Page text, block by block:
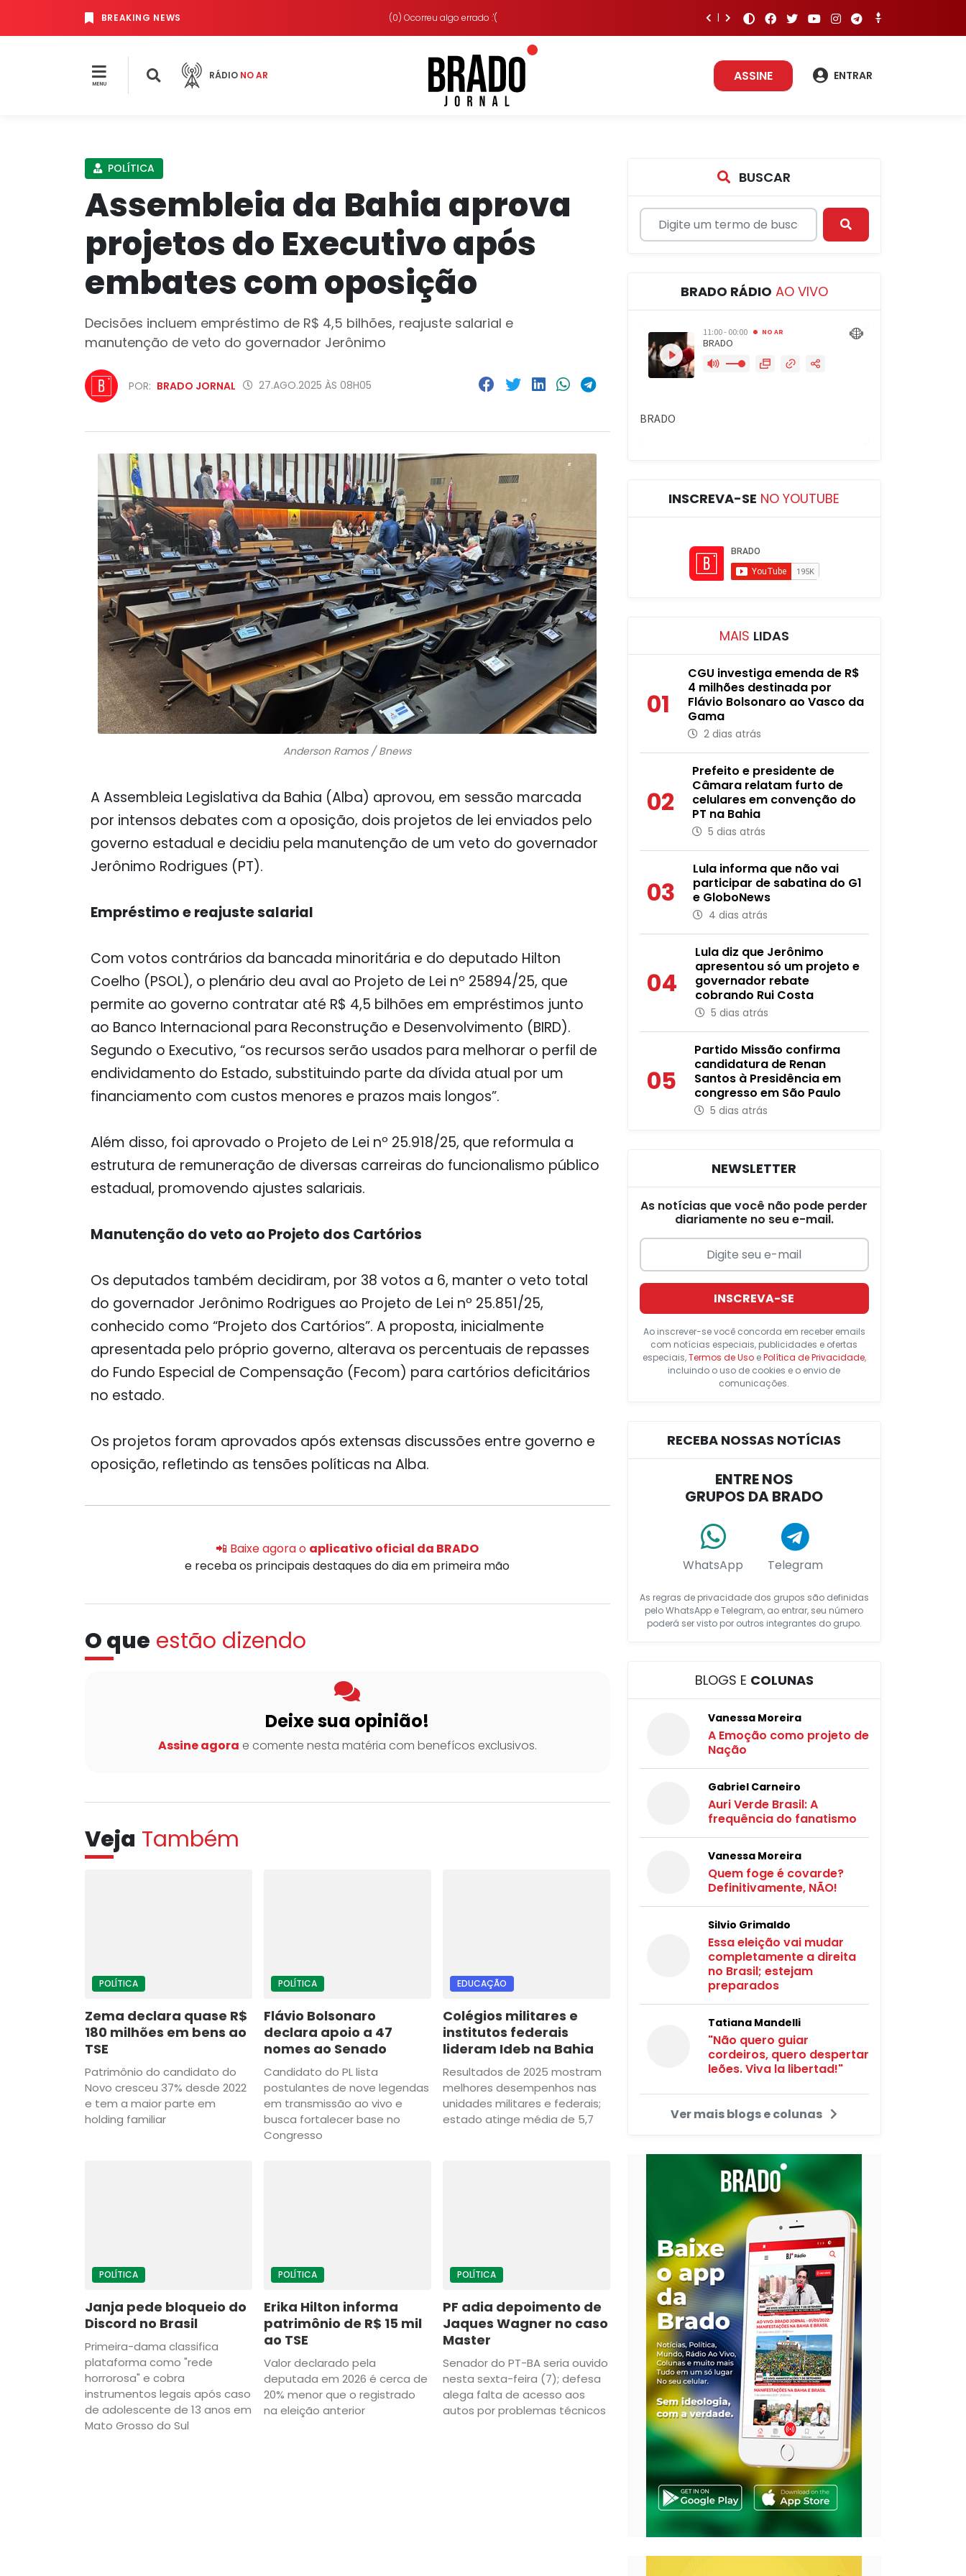
BREAKING NEWS (0) Ocorreu algo errado :'(
MENU
RÁDIO NO AR ASSINE ENTRAR
POLÍTICA
Assembleia da Bahia aprova
projetos do Executivo após
embates com oposição
Decisões incluem empréstimo de R$ 4,5 bilhões, reajuste salarial e
manutenção de veto do governador Jerônimo
POR: BRADO JORNAL 27.AGO.2025 ÀS 08H05
Anderson Ramos / Bnews
A Assembleia Legislativa da Bahia (Alba) aprovou, em sessão marcada
por intensos debates com a oposição, dois projetos de lei enviados pelo
governo estadual e decidiu pela manutenção de um veto do governador
Jerônimo Rodrigues (PT).
Empréstimo e reajuste salarial
Com votos contrários da bancada minoritária e do deputado Hilton
Coelho (PSOL), o plenário deu aval ao Projeto de Lei nº 25894/25, que
permite ao governo contratar até R$ 4,5 bilhões em empréstimos junto
ao Banco Internacional para Reconstrução e Desenvolvimento (BIRD).
Segundo o Executivo, “os recursos serão usados para melhorar o perfil de
endividamento do Estado, substituindo parte da dívida atual por um
financiamento com custos menores e prazos mais longos”.
Além disso, foi aprovado o Projeto de Lei nº 25.918/25, que reformula a
estrutura de remuneração de diversas carreiras do funcionalismo público
estadual, promovendo ajustes salariais.
Manutenção do veto ao Projeto dos Cartórios
Os deputados também decidiram, por 38 votos a 6, manter o veto total
do governador Jerônimo Rodrigues ao Projeto de Lei nº 25.851/25,
conhecido como “Projeto dos Cartórios”. A proposta, inicialmente
apresentada pelo próprio governo, alterava os percentuais de repasses
do Fundo Especial de Compensação (Fecom) para cartórios deficitários
no estado.
Os projetos foram aprovados após extensas discussões entre governo e
oposição, refletindo as tensões políticas na Alba.
📲 Baixe agora o aplicativo oficial da BRADO
e receba os principais destaques do dia em primeira mão
O que estão dizendo
Deixe sua opinião!
Assine agora e comente nesta matéria com benefícos exclusivos.
Veja Também
POLÍTICA
Zema declara quase R$
180 milhões em bens ao
TSE
Patrimônio do candidato do
Novo cresceu 37% desde 2022
e tem a maior parte em
holding familiar
POLÍTICA
Flávio Bolsonaro
declara apoio a 47
nomes ao Senado
Candidato do PL lista
postulantes de nove legendas
em transmissão ao vivo e
busca fortalecer base no
Congresso
EDUCAÇÃO
Colégios militares e
institutos federais
lideram Ideb na Bahia
Resultados de 2025 mostram
melhores desempenhos nas
unidades militares e federais;
estado atinge média de 5,7
POLÍTICA
Janja pede bloqueio do
Discord no Brasil
Primeira-dama classifica
plataforma como "rede
horrorosa" e cobra
instrumentos legais após caso
de adolescente de 13 anos em
Mato Grosso do Sul
POLÍTICA
Erika Hilton informa
patrimônio de R$ 15 mil
ao TSE
Valor declarado pela
deputada em 2026 é cerca de
20% menor que o registrado
na eleição anterior
POLÍTICA
PF adia depoimento de
Jaques Wagner no caso
Master
Senador do PT-BA seria ouvido
nesta sexta-feira (7); defesa
alega falta de acesso aos
autos por problemas técnicos
BUSCAR
BRADO RÁDIO AO VIVO
INSCREVA-SE NO YOUTUBE
MAIS LIDAS
01
CGU investiga emenda de R$
4 milhões destinada por
Flávio Bolsonaro ao Vasco da
Gama
2 dias atrás
02
Prefeito e presidente de
Câmara relatam furto de
celulares em convenção do
PT na Bahia
5 dias atrás
03
Lula informa que não vai
participar de sabatina do G1
e GloboNews
4 dias atrás
04
Lula diz que Jerônimo
apresentou só um projeto e
governador rebate
cobrando Rui Costa
5 dias atrás
05
Partido Missão confirma
candidatura de Renan
Santos à Presidência em
congresso em São Paulo
5 dias atrás
NEWSLETTER
As notícias que você não pode perder
diariamente no seu e-mail.
INSCREVA-SE
Ao inscrever-se você concorda em receber emails
com notícias especiais, publicidades e ofertas
especiais,Termos de UsoePolítica de Privacidade,
incluindo o uso de cookies e o envio de
comunicações.
RECEBA NOSSAS NOTÍCIAS
ENTRE NOS
GRUPOS DA BRADO
WhatsApp Telegram
As regras de privacidade dos grupos são definidas
pelo WhatsApp e Telegram, ao entrar, seu número
poderá ser visto por outros integrantes do grupo.
BLOGS E COLUNAS
Vanessa Moreira
A Emoção como projeto de
Nação
Gabriel Carneiro
Auri Verde Brasil: A
frequência do fanatismo
Vanessa Moreira
Quem foge é covarde?
Definitivamente, NÃO!
Silvio Grimaldo
Essa eleição vai mudar
completamente a direita
no Brasil; estejam
preparados
Tatiana Mandelli
"Não quero guiar
cordeiros, quero despertar
leões. Viva la libertad!"
Ver mais blogs e colunas